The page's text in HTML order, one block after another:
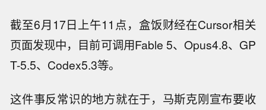
截至6月17日上午11点，盒饭财经在Cursor相关
页面发现中，目前可调用Fable 5、Opus4.8、GP
T-5.5、Codex5.3等。
这件事反常识的地方就在于，马斯克刚宣布要收